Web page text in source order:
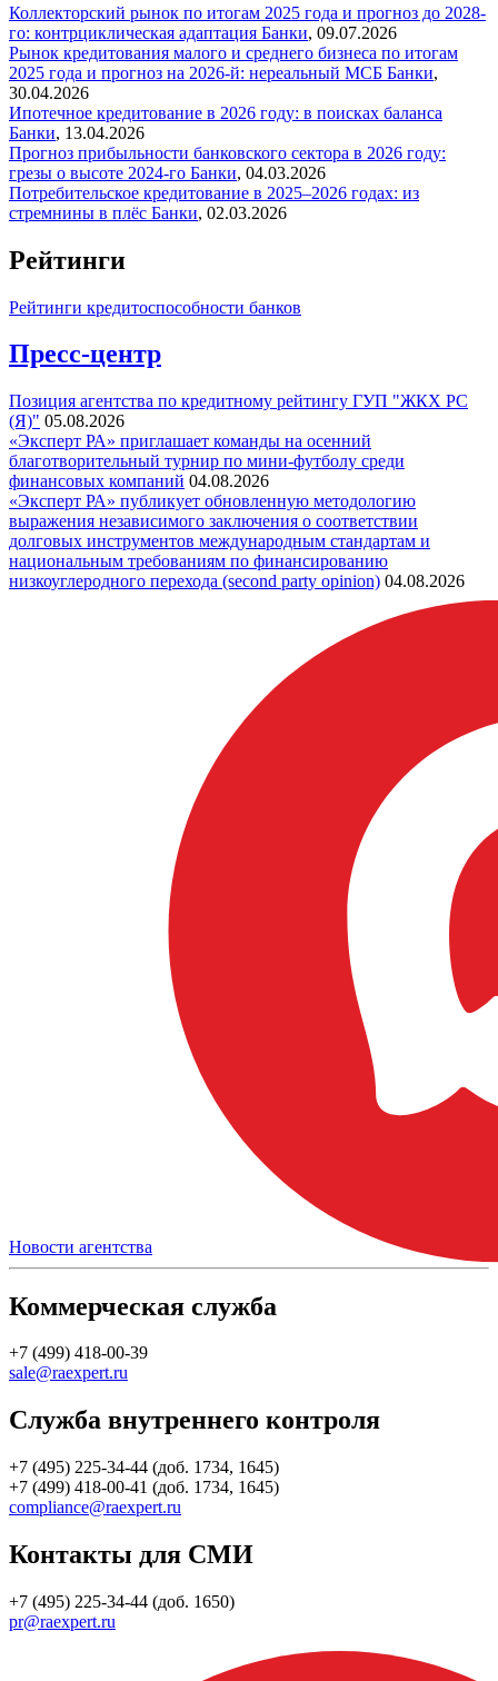
Коллекторский рынок по итогам 2025 года и прогноз до 2028-
го: контрциклическая адаптация Банки, 09.07.2026
Рынок кредитования малого и среднего бизнеса по итогам
2025 года и прогноз на 2026-й: нереальный МСБ Банки,
30.04.2026
Ипотечное кредитование в 2026 году: в поисках баланса
Банки, 13.04.2026
Прогноз прибыльности банковского сектора в 2026 году:
грезы о высоте 2024-го Банки, 04.03.2026
Потребительское кредитование в 2025–2026 годах: из
стремнины в плёс Банки, 02.03.2026
Рейтинги
Рейтинги кредитоспособности банков
Пресс-центр
Позиция агентства по кредитному рейтингу ГУП "ЖКХ РС
(Я)" 05.08.2026
«Эксперт РА» приглашает команды на осенний
благотворительный турнир по мини-футболу среди
финансовых компаний 04.08.2026
«Эксперт РА» публикует обновленную методологию
выражения независимого заключения о соответствии
долговых инструментов международным стандартам и
национальным требованиям по финансированию
низкоуглеродного перехода (second party opinion) 04.08.2026
Новости агентства
Коммерческая служба
+7 (499) 418-00-39
sale@raexpert.ru
Служба внутреннего контроля
+7 (495) 225-34-44 (доб. 1734, 1645)
+7 (499) 418-00-41 (доб. 1734, 1645)
compliance@raexpert.ru
Контакты для СМИ
+7 (495) 225-34-44 (доб. 1650)
pr@raexpert.ru